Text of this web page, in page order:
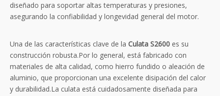
diseñado para soportar altas temperaturas y presiones,
asegurando la confiabilidad y longevidad general del motor.
Una de las características clave de la Culata S2600 es su
construcción robusta.Por lo general, está fabricado con
materiales de alta calidad, como hierro fundido o aleación de
aluminio, que proporcionan una excelente disipación del calor
y durabilidad.La culata está cuidadosamente diseñada para